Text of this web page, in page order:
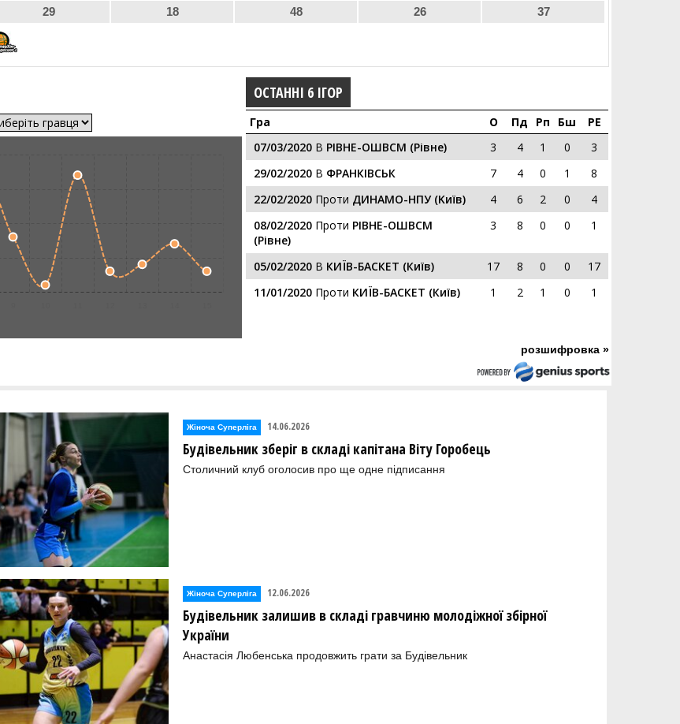
29 18 48 26 37
ОСТАННІ 6 ІГОР
Гра О Пд Рп Бш
РЕ
07/03/2020 В РІВНЕ-ОШВСМ (Рівне) 3 4 1 0
3
29/02/2020 В ФРАНКІВСЬК 7 4 0 1
8
22/02/2020 Проти ДИНАМО-НПУ (Kиїв) 4 6 2 0
4
08/02/2020 Проти РІВНЕ-ОШВСМ
(Рівне)
3 8 0 0 1
05/02/2020 В КИЇВ-БАСКЕТ (Київ) 17 8 0 0
17
11/01/2020 Проти КИЇВ-БАСКЕТ (Київ) 1 2 1 0 1
розшифровка »
Жіноча Суперліга 14.06.2026
Будівельник зберіг в складі капітана Віту Горобець
Столичний клуб оголосив про ще одне підписання
Жіноча Суперліга 12.06.2026
Будівельник залишив в складі гравчиню молодіжної збірної
України
Анастасія Любенська продовжить грати за Будівельник